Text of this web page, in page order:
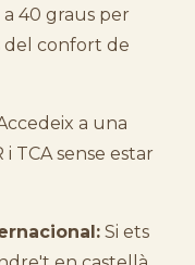
40 graus per
del confort de
a una
TCA sense estar
Si ets